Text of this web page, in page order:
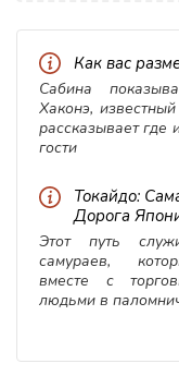
Как вас
Сабина
Хаконэ,
рассказывает где
гости
Токайдо:
Дорога
Этот путь
самураев,
вместе с
людьми в